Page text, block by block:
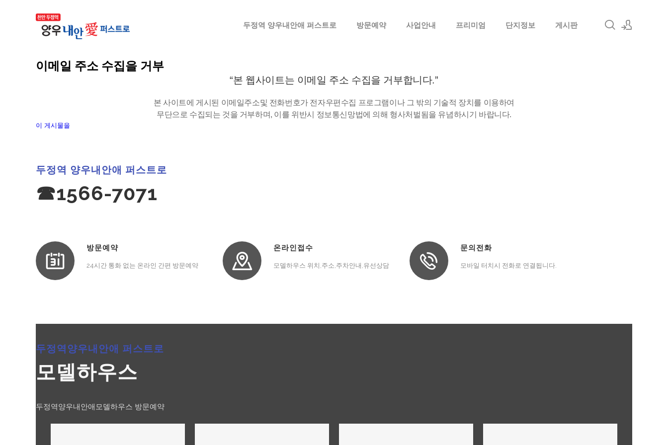
두정역 양우내안애 퍼스트로 방문예약 사업안내 프리미엄 단지정보 게시판
이메일 주소 수집을 거부
“본 웹사이트는 이메일 주소 수집을 거부합니다.”
본 사이트에 게시된 이메일주소및 전화번호가 전자우편수집 프로그램이나 그 밖의 기술적 장치를 이용하여
무단으로 수집되는 것을 거부하며, 이를 위반시 정보통신망법에 의해 형사처벌됨을 유념하시기 바랍니다.
이 게시물을
두정역 양우내안애 퍼스트로
☎1566-7071
방문예약
24시간 통화 없는 온라인 간편 방문예약
온라인접수
모델하우스 위치,주소,주차안내,유선상담
문의전화
모바일 터치시 전화로 연결됩니다.
두정역양우내안애 퍼스트로
모델하우스
두정역양우내안애모델하우스 방문예약